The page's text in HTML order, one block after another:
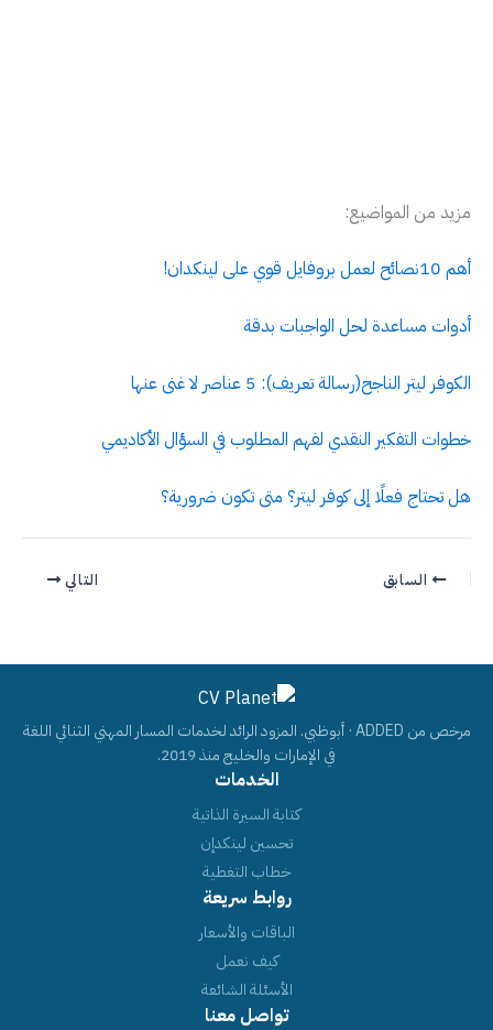
مزيد من المواضيع:
أهم 10نصائح لعمل بروفايل قوي على لينكدان!
أدوات مساعدة لحل الواجبات بدقة
الكوفر ليتر الناجح(رسالة تعريف): 5 عناصر لا غنى عنها
خطوات التفكير النقدي لفهم المطلوب في السؤال الأكاديمي
هل تحتاج فعلًا إلى كوفر ليتر؟ متى تكون ضرورية؟
السابق التالي
مرخص من ADDED · أبوظبي. المزود الرائد لخدمات المسار المهني الثنائي اللغة
في الإمارات والخليج منذ 2019.
الخدمات
كتابة السيرة الذاتية
تحسين لينكدإن
خطاب التغطية
روابط سريعة
الباقات والأسعار
كيف نعمل
الأسئلة الشائعة
تواصل معنا